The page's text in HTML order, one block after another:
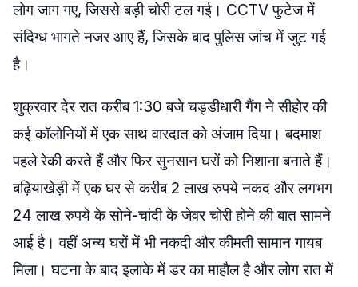
लोग जाग गए, जिससे बड़ी चोरी टल गई। CCTV फुटेज में
संदिग्ध भागते नजर आए हैं, जिसके बाद पुलिस जांच में जुट गई
है।
शुक्रवार देर रात करीब 1:30 बजे चड्डीधारी गैंग ने सीहोर की
कई कॉलोनियों में एक साथ वारदात को अंजाम दिया। बदमाश
पहले रेकी करते हैं और फिर सुनसान घरों को निशाना बनाते हैं।
बढ़ियाखेड़ी में एक घर से करीब 2 लाख रुपये नकद और लगभग
24 लाख रुपये के सोने-चांदी के जेवर चोरी होने की बात सामने
आई है। वहीं अन्य घरों में भी नकदी और कीमती सामान गायब
मिला। घटना के बाद इलाके में डर का माहौल है और लोग रात में